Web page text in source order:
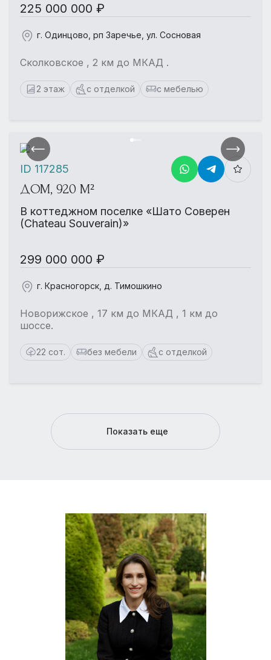
225 000 000 ₽
г. Одинцово, рп Заречье, ул. Сосновая
Сколковское , 2 км до МКАД .
2 этаж с отделкой с мебелью
ДОМ, 920 М²
В коттеджном поселке «Шато Соверен
(Chateau Souverain)»
299 000 000 ₽
г. Красногорск, д. Тимошкино
Новорижское , 17 км до МКАД , 1 км до
шоссе.
22 сот. без мебели с отделкой
ID 117285
Показать еще